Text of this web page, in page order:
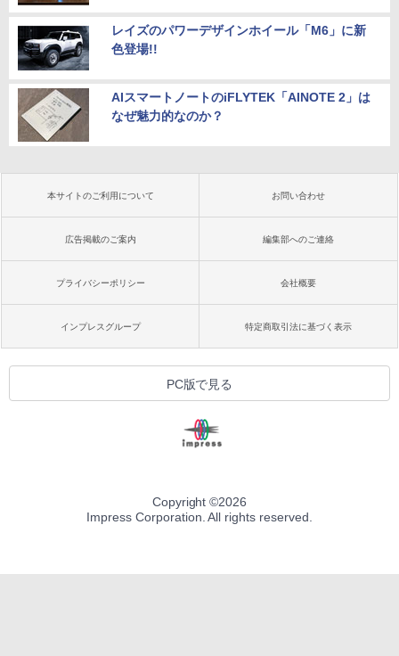
レイズのパワーデザインホイール「M6」に新
色登場!!
AIスマートノートのiFLYTEK「AINOTE 2」は
なぜ魅力的なのか？
本サイトのご利用について お問い合わせ
広告掲載のご案内 編集部へのご連絡
プライバシーポリシー 会社概要
インプレスグループ 特定商取引法に基づく表示
PC版で見る
Copyright ©2026
Impress Corporation. All rights reserved.